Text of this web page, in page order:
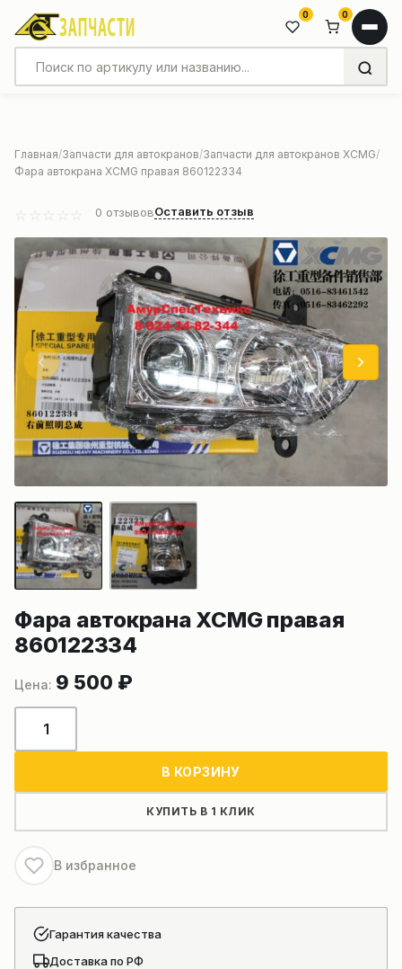
0 0
Главная Запчасти для автокранов Запчасти для автокранов XCMG
Фара автокрана XCMG правая 860122334
0 отзывовОставить отзыв
Фара автокрана XCMG правая
860122334
9 500 ₽
товара
правая
860122334
В КОРЗИНУ
КУПИТЬ В 1 КЛИК
В избранное
Гарантия качества
Доставка по РФ